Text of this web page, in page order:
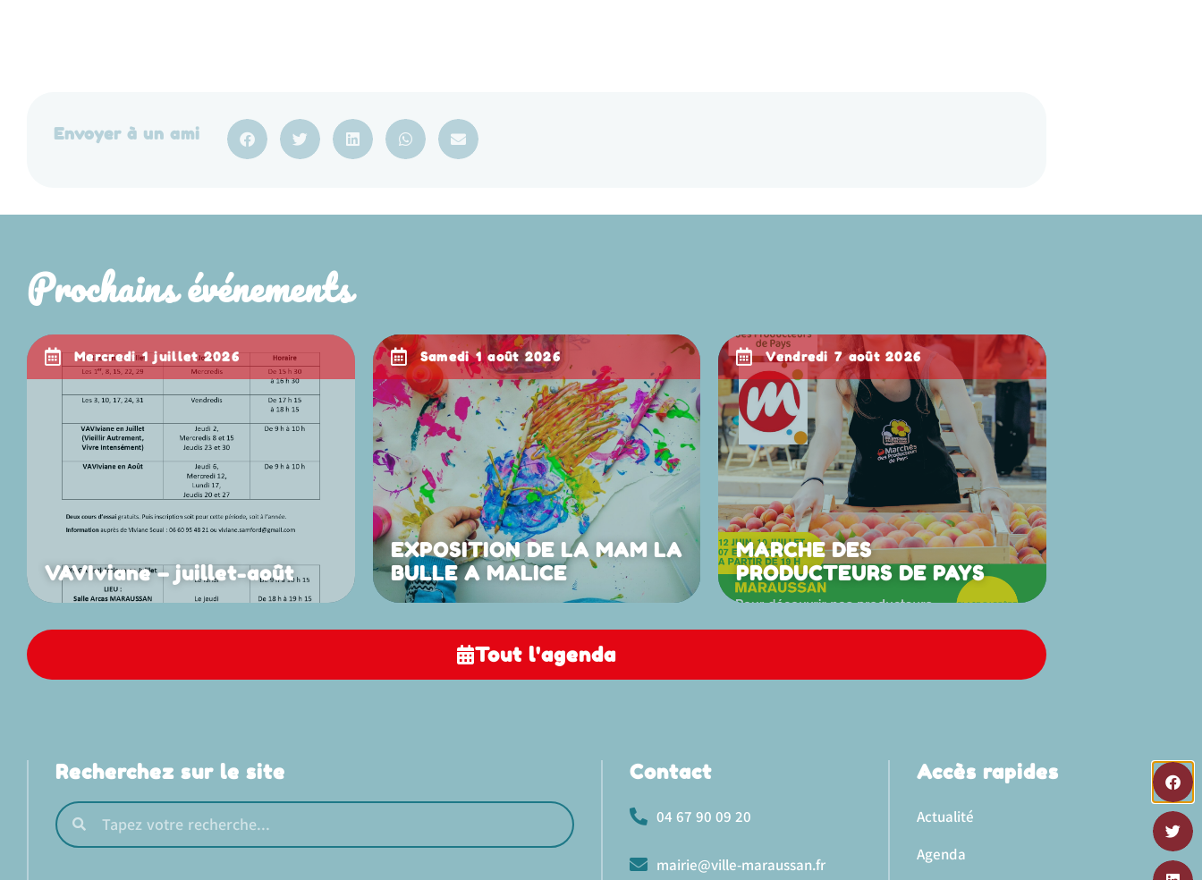
Envoyer à un ami
Prochains événements
mercredi 1 juillet 2026
VAVIviane – juillet-août
samedi 1 août 2026
EXPOSITION DE LA MAM LA
BULLE A MALICE
vendredi 7 août 2026
MARCHE DES
PRODUCTEURS DE PAYS
Tout l'agenda
Recherchez sur le site Contact
04 67 90 09 20
mairie@ville-maraussan.fr
Accès rapides
Actualité
Agenda